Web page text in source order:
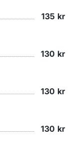
135 kr
130 kr
130 kr
130 kr